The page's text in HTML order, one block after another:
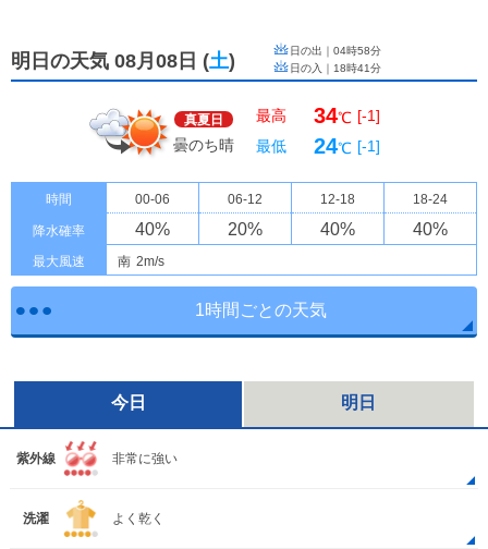
明日の天気 08月08日 (土) 日の出｜ 04時58分
日の入｜ 18時41分
真夏日
曇のち晴
最高 34℃ [-1]
最低
24℃ [-1]
時間 00-06 06-12 12-18 18-24
降水確率 40% 20% 40% 40%
最大風速 南 2m/s
1時間ごとの天気
今日 明日
紫外線 非常に強い
洗濯 よく乾く